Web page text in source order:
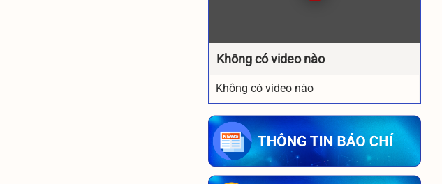
Không có video nào
Không có video nào